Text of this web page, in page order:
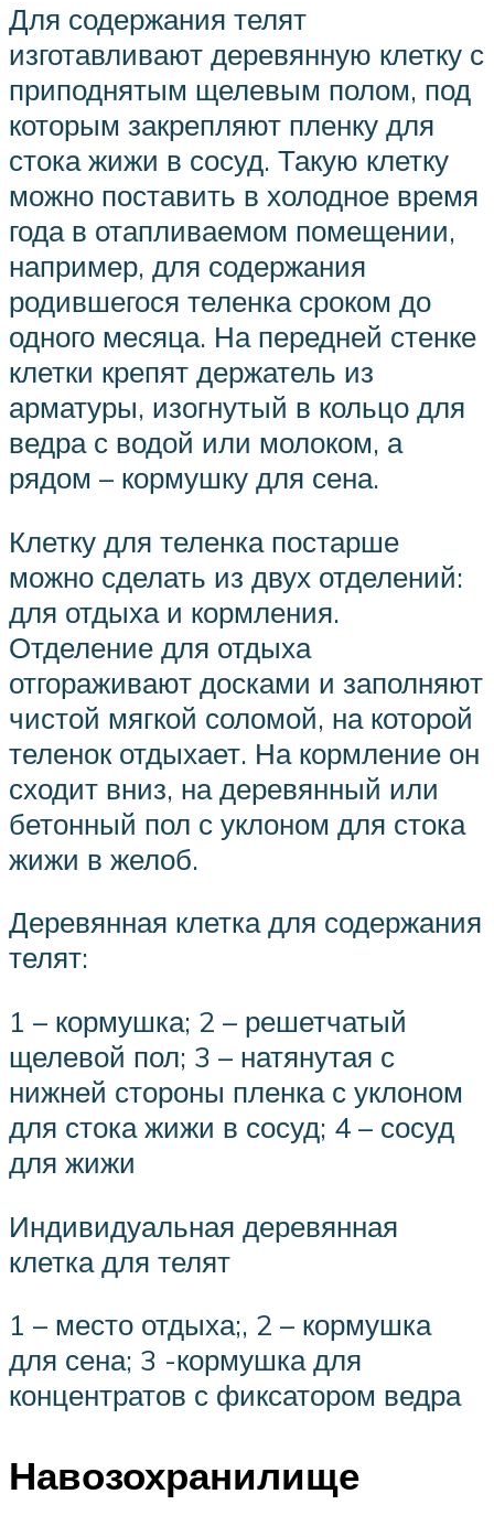
Для содержания телят
изготавливают деревянную клетку с
приподнятым щелевым полом, под
которым закрепляют пленку для
стока жижи в сосуд. Такую клетку
можно поставить в холодное время
года в отапливаемом помещении,
например, для содержания
родившегося теленка сроком до
одного месяца. На передней стенке
клетки крепят держатель из
арматуры, изогнутый в кольцо для
ведра с водой или молоком, а
рядом – кормушку для сена.
Клетку для теленка постарше
можно сделать из двух отделений:
для отдыха и кормления.
Отделение для отдыха
отгораживают досками и заполняют
чистой мягкой соломой, на которой
теленок отдыхает. На кормление он
сходит вниз, на деревянный или
бетонный пол с уклоном для стока
жижи в желоб.
Деревянная клетка для содержания
телят:
1 – кормушка; 2 – решетчатый
щелевой пол; 3 – натянутая с
нижней стороны пленка с уклоном
для стока жижи в сосуд; 4 – сосуд
для жижи
Индивидуальная деревянная
клетка для телят
1 – место отдыха;, 2 – кормушка
для сена; 3 -кормушка для
концентратов с фиксатором ведра
Навозохранилище